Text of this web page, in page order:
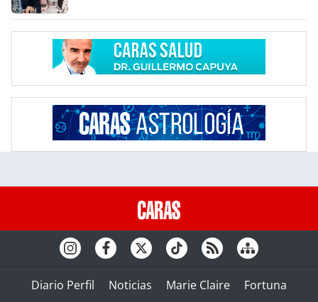
Diario Perfil Noticias Marie Claire
Fortuna